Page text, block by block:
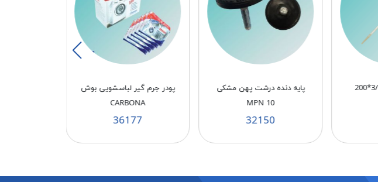
پایه دنده درشت پهن مشکی
MPN 10
32150
پودر جرم گیر لباسشویی بوش
CARBONA
36177